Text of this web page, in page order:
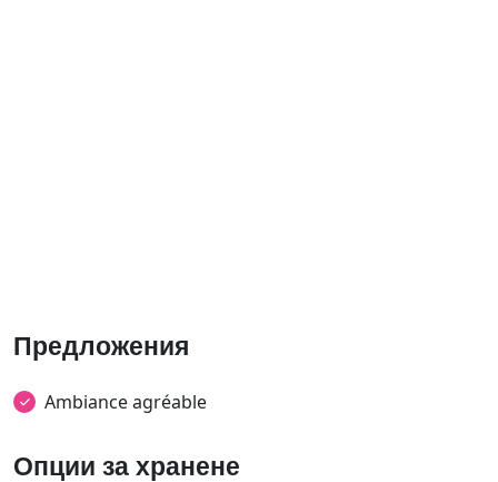
Предложения
Ambiance agréable
Опции за хранене